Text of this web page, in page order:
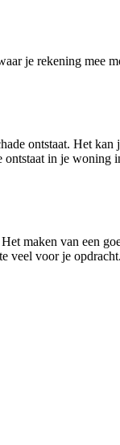
je rekening mee
ontstaat. Het kan
in je
maken van een
veel voor je